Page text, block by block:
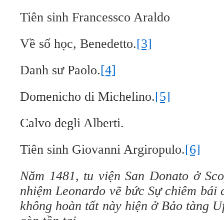
Tiên sinh Francessco Araldo
Về số học, Benedetto.[3]
Danh sư Paolo.[4]
Domenicho di Michelino.[5]
Calvo degli Alberti.
Tiên sinh Giovanni Argiropulo.[6]
Năm 1481, tu viện San Donato ở
nhiệm Leonardo vẽ bức Sự chiêm
không hoàn tất này hiện ở Bảo tàng